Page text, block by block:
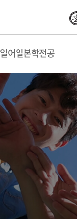
일어일본학전공